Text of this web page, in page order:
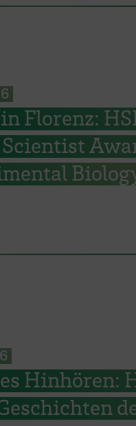
Florenz:
Scientist
Hinhören: